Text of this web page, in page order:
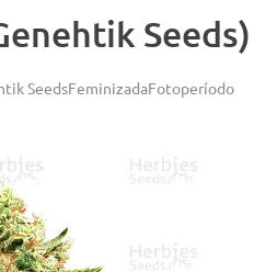
Seeds)
SeedsFeminizadaFotoperíodo